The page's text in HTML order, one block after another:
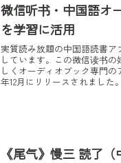
微信听书・中国語オ
を学習に活用
実質読み放題の中国語読書ア
しています。この微信读书
しくオーディオブック専門
年12月にリリースされました
《尾气》慢三 読了（